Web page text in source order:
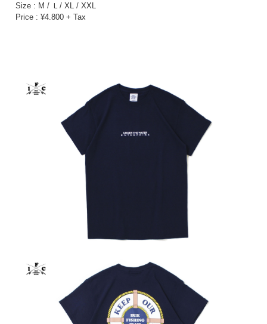
Size : M / Ｌ/ XL / XXL
Price : ¥4.800 + Tax